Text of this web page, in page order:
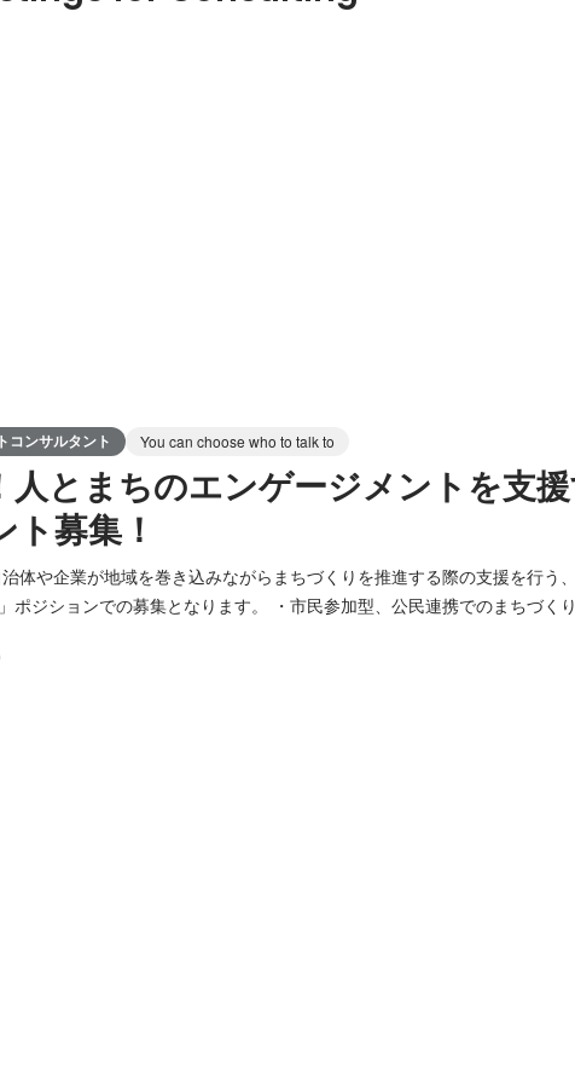
コンサルタント You can choose who to talk to
人とまちのエンゲージメントを支
ト募集！
治体や企業が地域を巻き込みながらまちづくりを推進する際の支援を行う
となります。 ・市民参加型、公民連携でのまちづくりを目指す自治体や団
主に地域住民・関係者とのコミュニケーションデザインや、事業全体の